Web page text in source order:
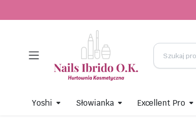
Yoshi Słowianka Excellent Pro